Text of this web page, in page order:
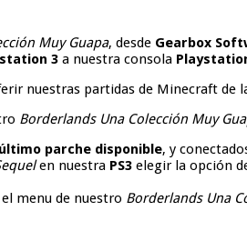
Muy Guapa, desde Gearbox
3 a nuestra consola
nuestras partidas de Minecraft de
Borderlands Una Colección Muy
último parche disponible, y
en nuestra PS3 elegir la opción
menu de nuestro Borderlands Una